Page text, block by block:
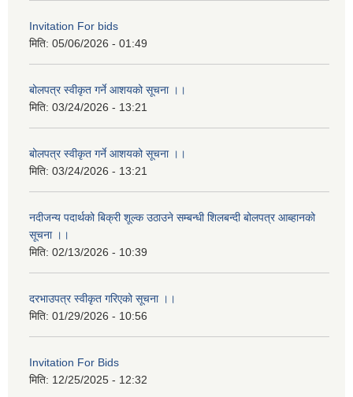
Invitation For bids
मिति: 05/06/2026 - 01:49
बोलपत्र स्वीकृत गर्ने आशयको सूचना ।।
मिति: 03/24/2026 - 13:21
बोलपत्र स्वीकृत गर्ने आशयको सूचना ।।
मिति: 03/24/2026 - 13:21
नदीजन्य पदार्थको बिक्री शूल्क उठाउने सम्बन्धी शिलबन्दी बोलपत्र आब्हानको
सूचना ।।
मिति: 02/13/2026 - 10:39
दरभाउपत्र स्वीकृत गरिएको सूचना ।।
मिति: 01/29/2026 - 10:56
Invitation For Bids
मिति: 12/25/2025 - 12:32